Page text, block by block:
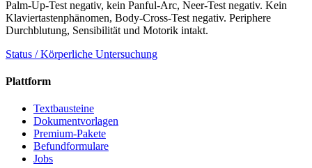
Palm-Up-Test negativ, kein Panful-Arc, Neer-Test negativ. Kein
Klaviertastenphänomen, Body-Cross-Test negativ. Periphere
Durchblutung, Sensibilität und Motorik intakt.
Status / Körperliche Untersuchung
Plattform
Textbausteine
Dokumentvorlagen
Premium-Pakete
Befundformulare
Jobs